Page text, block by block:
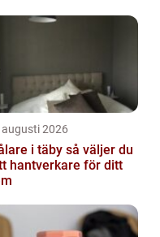
sig fr...
2026
i täby så väljer du
hantverkare för ditt